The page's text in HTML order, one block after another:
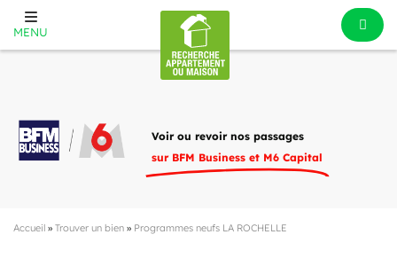
MENU
Voir ou revoir nos passages
sur BFM Business et M6 Capital
Accueil » Trouver un bien » Programmes neufs LA ROCHELLE